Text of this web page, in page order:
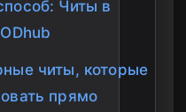
Читы в
читы, которые
прямо